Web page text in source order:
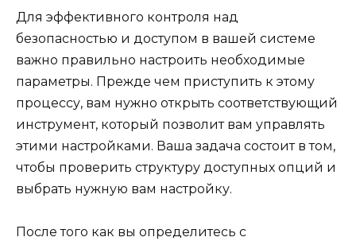
Для эффективного контроля над
безопасностью и доступом в вашей системе
важно правильно настроить необходимые
параметры. Прежде чем приступить к этому
процессу, вам нужно открыть соответствующий
инструмент, который позволит вам управлять
этими настройками. Ваша задача состоит в том,
чтобы проверить структуру доступных опций и
выбрать нужную вам настройку.
После того как вы определитесь с